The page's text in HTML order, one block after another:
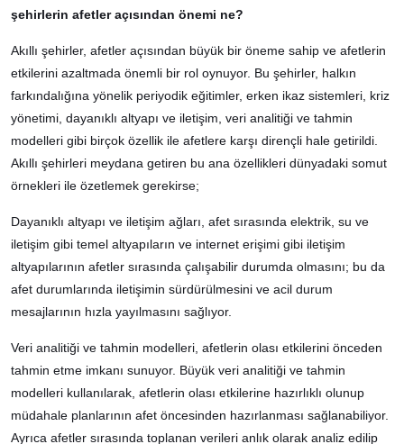
şehirlerin afetler açısından önemi ne?
Akıllı şehirler, afetler açısından büyük bir öneme sahip ve afetlerin
etkilerini azaltmada önemli bir rol oynuyor. Bu şehirler, halkın
farkındalığına yönelik periyodik eğitimler, erken ikaz sistemleri, kriz
yönetimi, dayanıklı altyapı ve iletişim, veri analitiği ve tahmin
modelleri gibi birçok özellik ile afetlere karşı dirençli hale getirildi.
Akıllı şehirleri meydana getiren bu ana özellikleri dünyadaki somut
örnekleri ile özetlemek gerekirse;
Dayanıklı altyapı ve iletişim ağları, afet sırasında elektrik, su ve
iletişim gibi temel altyapıların ve internet erişimi gibi iletişim
altyapılarının afetler sırasında çalışabilir durumda olmasını; bu da
afet durumlarında iletişimin sürdürülmesini ve acil durum
mesajlarının hızla yayılmasını sağlıyor.
Veri analitiği ve tahmin modelleri, afetlerin olası etkilerini önceden
tahmin etme imkanı sunuyor. Büyük veri analitiği ve tahmin
modelleri kullanılarak, afetlerin olası etkilerine hazırlıklı olunup
müdahale planlarının afet öncesinden hazırlanması sağlanabiliyor.
Ayrıca afetler sırasında toplanan verileri anlık olarak analiz edilip